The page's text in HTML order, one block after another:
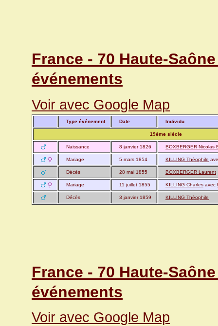
France - 70 Haute-
événements
Voir avec Google Map
Type événement Date Individu
19ème siècle
Naissance 8 janvier 1826 BOXBERGER Nicolas
Mariage 5 mars 1854 KILLING Théophile
Décès 28 mai 1855 BOXBERGER Laurent
Mariage 11 juillet 1855 KILLING Charles avec
Décès 3 janvier 1859 KILLING Théophile
France - 70 Haute-
événements
Voir avec Google Map